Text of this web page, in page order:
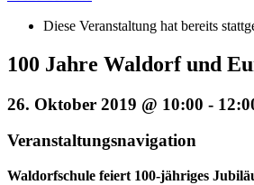
Diese Veranstaltung hat bereits
100 Jahre Waldorf und
26. Oktober 2019 @ 10:00 -
Veranstaltungsnavigation
Waldorfschule feiert 100-jähriges